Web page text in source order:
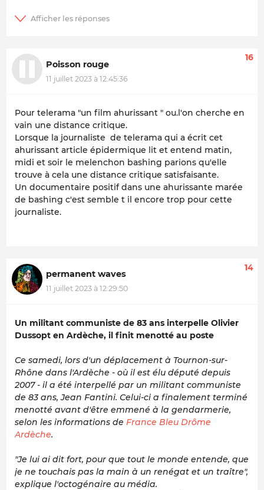
Poisson rouge
11 juillet 2023 à 12:45:36
16
Pour telerama "un film ahurissant " ou.l'on cherche en
vain une distance critique.
Lorsque la journaliste de telerama qui a écrit cet
ahurissant article épidermique lit et entend matin,
midi et soir le melenchon bashing parions qu'elle
trouve à cela une distance critique satisfaisante.
Un documentaire positif dans une ahurissante marée
de bashing c'est semble t il encore trop pour cette
journaliste.
permanent waves
11 juillet 2023 à 12:29:50
14
Un militant communiste de 83 ans interpelle Olivier
Dussopt en Ardèche, il finit menotté au poste
Ce samedi, lors d'un déplacement à Tournon-sur-
Rhône dans l'Ardèche - où il est élu député depuis
2007 - il a été interpellé par un militant communiste
de 83 ans, Jean Fantini. Celui-ci a finalement terminé
menotté avant d'être emmené à la gendarmerie,
selon les informations de France Bleu Drôme
Ardèche.
"Je lui ai dit fort, pour que tout le monde entende, que
je ne touchais pas la main à un renégat et un traître",
explique l'octogénaire au média.